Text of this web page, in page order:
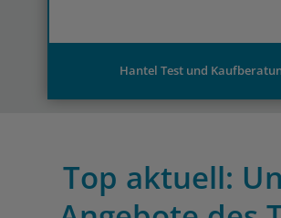
Hantel Test und
Top aktuell: